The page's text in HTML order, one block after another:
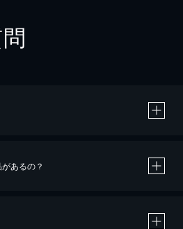
あるの？